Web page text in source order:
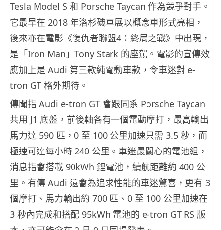
Tesla Model S 和 Porsche Taycan 作為競爭對手。
它最早在 2018 年洛杉磯車展以概念車形式亮相，
後來亦在電影《復仇者聯盟4：終局之戰》中出現，
是「Iron Man」Tony Stark 的座駕。電影的宣傳效
應加上是 Audi 第三款純電動車款，令車迷對 e-
tron GT 格外期待。
傳聞指 Audi e-tron GT 會跟同系 Porsche Taycan
共用 J1 底盤，前後軸各有一個電動摩打，最高輸出
馬力達 590 匹，0 至 100 公里加速只需 3.5 秒，而
極速可達每小時 240 公里。車迷最關心的電池組，
消息指會搭載 90kWh 鋰電池，續航距離約 400 公
里。有傳 Audi 還會為追求性能的車迷驚喜，更有 3
個摩打、馬力輸出約 700 匹、0 至 100 公里加速在
3 秒內完成和搭配 95kWh 電池的 e-tron GT RS 版